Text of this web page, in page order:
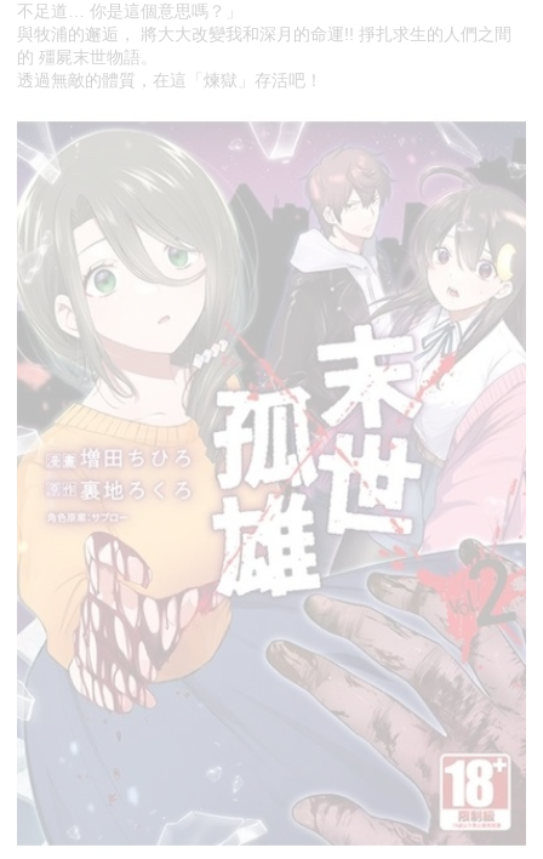
不足道… 你是這個意思嗎？」
與牧浦的邂逅， 將大大改變我和深月的命運!! 掙扎求生的人們之間
的 殭屍末世物語。
透過無敵的體質，在這「煉獄」存活吧！